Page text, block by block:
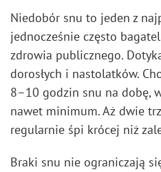
Niedobór snu to jeden z
jednocześnie często
zdrowia publicznego.
dorosłych i nastolatków.
8–10 godzin snu na dobę,
nawet minimum. Aż dwie
regularnie śpi krócej niż
Braki snu nie ograniczają